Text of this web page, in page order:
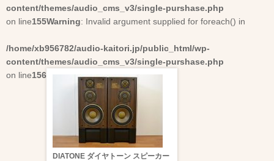
content/themes/audio_cms_v3/single-purshase.php
on line155Warning: Invalid argument supplied for foreach() in
/home/xb956782/audio-kaitori.jp/public_html/wp-
content/themes/audio_cms_v3/single-purshase.php
on line156
DIATONE ダイヤトーン スピーカー